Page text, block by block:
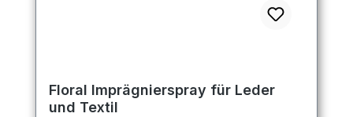
Floral Imprägnierspray für Leder
und Textil